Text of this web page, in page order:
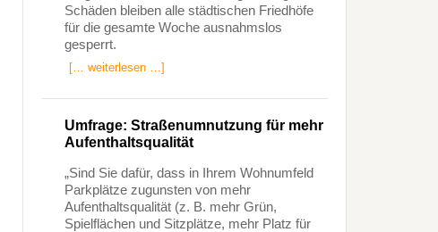
Schäden bleiben alle städtischen Friedhöfe
für die gesamte Woche ausnahmslos
gesperrt.
[… weiterlesen …]
Umfrage: Straßenumnutzung für mehr
Aufenthaltsqualität
„Sind Sie dafür, dass in Ihrem Wohnumfeld
Parkplätze zugunsten von mehr
Aufenthaltsqualität (z. B. mehr Grün,
Spielflächen und Sitzplätze, mehr Platz für